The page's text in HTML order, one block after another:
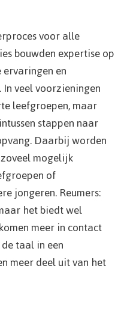
voor alle
bouwden expertise op
en
veel voorzieningen
leefgroepen, maar
stappen naar
Daarbij worden
mogelijk
of
jongeren. Reumers:
het biedt wel
meer in contact
taal in een
meer deel uit van het